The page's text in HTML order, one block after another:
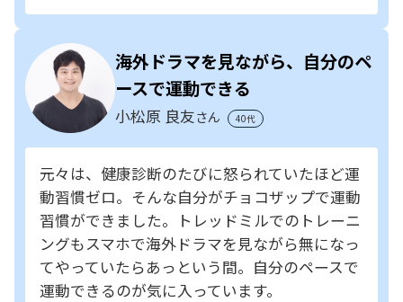
海外ドラマを見ながら、自分のペ
ースで運動できる
小松原 良友さん 40代
元々は、健康診断のたびに怒られていたほど運
動習慣ゼロ。そんな自分がチョコザップで運動
習慣ができました。トレッドミルでのトレーニ
ングもスマホで海外ドラマを見ながら無になっ
てやっていたらあっという間。自分のペースで
運動できるのが気に入っています。